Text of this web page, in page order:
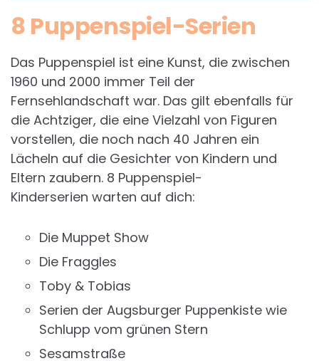
8 Puppenspiel-Serien
Das Puppenspiel ist eine Kunst, die zwischen
1960 und 2000 immer Teil der
Fernsehlandschaft war. Das gilt ebenfalls für
die Achtziger, die eine Vielzahl von Figuren
vorstellen, die noch nach 40 Jahren ein
Lächeln auf die Gesichter von Kindern und
Eltern zaubern. 8 Puppenspiel-
Kinderserien warten auf dich:
Die Muppet Show
Die Fraggles
Toby & Tobias
Serien der Augsburger Puppenkiste wie
Schlupp vom grünen Stern
Sesamstraße